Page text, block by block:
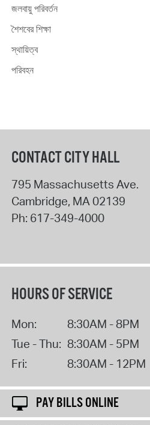
জলবায়ু পরিবর্তন
শৈশবের শিক্ষা
স্থায়িত্ব
পরিবহন
CONTACT CITY HALL
795 Massachusetts Ave.
Cambridge, MA02139
Ph: 617-349-4000
HOURS OF SERVICE
Mon:
8:30AM - 8PM
Tue - Thu: 8:30AM - 5PM
Fri:
8:30AM - 12PM
PAY BILLS ONLINE